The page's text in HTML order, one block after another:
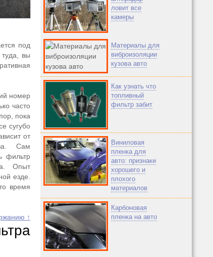
под
вы
номер
часто
пока
сугубо
от
Сам
фильтр
Опыт
езде.
время
↑
ловит все
камеры
Материалы для
виброизоляции
кузова авто
Как узнать что
топливный
фильтр забит
Виниловая
пленка для
авто: признаки
хорошего и
плохого
материалов
Карбоновая
пленка на авто